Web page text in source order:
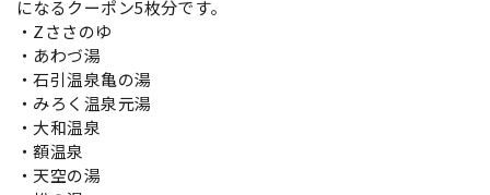
になるクーポン5枚分です。
・Zささのゆ
・あわづ湯
・石引温泉亀の湯
・みろく温泉元湯
・大和温泉
・額温泉
・天空の湯